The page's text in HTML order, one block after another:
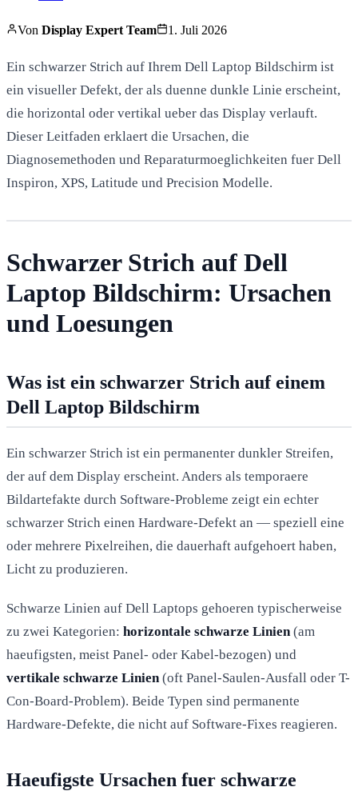
Von Display Expert Team 1. Juli 2026
Ein schwarzer Strich auf Ihrem Dell Laptop Bildschirm ist
ein visueller Defekt, der als duenne dunkle Linie erscheint,
die horizontal oder vertikal ueber das Display verlauft.
Dieser Leitfaden erklaert die Ursachen, die
Diagnosemethoden und Reparaturmoeglichkeiten fuer Dell
Inspiron, XPS, Latitude und Precision Modelle.
Schwarzer Strich auf Dell
Laptop Bildschirm: Ursachen
und Loesungen
Was ist ein schwarzer Strich auf einem
Dell Laptop Bildschirm
Ein schwarzer Strich ist ein permanenter dunkler Streifen,
der auf dem Display erscheint. Anders als temporaere
Bildartefakte durch Software-Probleme zeigt ein echter
schwarzer Strich einen Hardware-Defekt an — speziell eine
oder mehrere Pixelreihen, die dauerhaft aufgehoert haben,
Licht zu produzieren.
Schwarze Linien auf Dell Laptops gehoeren typischerweise
zu zwei Kategorien: horizontale schwarze Linien (am
haeufigsten, meist Panel- oder Kabel-bezogen) und
vertikale schwarze Linien (oft Panel-Saulen-Ausfall oder T-
Con-Board-Problem). Beide Typen sind permanente
Hardware-Defekte, die nicht auf Software-Fixes reagieren.
Haeufigste Ursachen fuer schwarze